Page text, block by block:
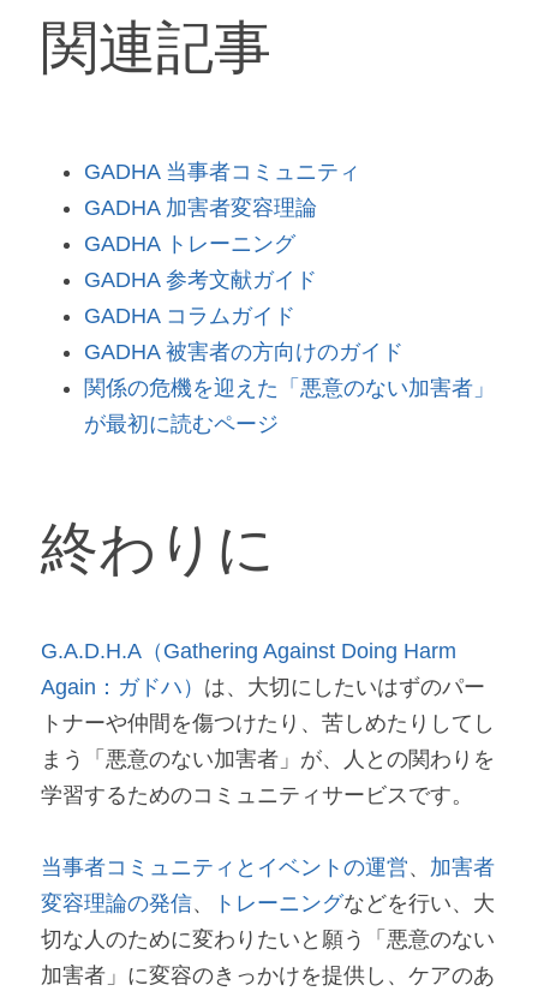
関連記事
GADHA 当事者コミュニティ
GADHA 加害者変容理論
GADHA トレーニング
GADHA 参考文献ガイド
GADHA コラムガイド
GADHA 被害者の方向けのガイド
関係の危機を迎えた「悪意のない加害者」
が最初に読むページ
終わりに
G.A.D.H.A（Gathering Against Doing Harm
Again：ガドハ） は、大切にしたいはずのパー
トナーや仲間を傷つけたり、苦しめたりしてし
まう「悪意のない加害者」が、人との関わりを
学習するためのコミュニティサービスです。
当事者コミュニティとイベントの運営、 加害者
変容理論の発信、 トレーニングなどを行い、大
切な人のために変わりたいと願う「悪意のない
加害者」に変容のきっかけを提供し、ケアのあ